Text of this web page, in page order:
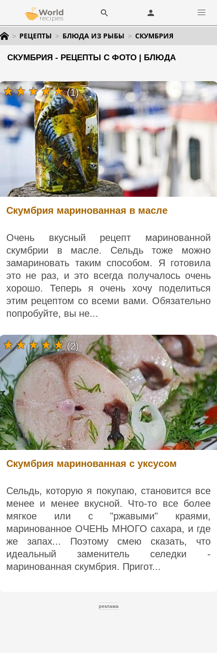
РЕЦЕПТЫ БЛЮДА ИЗ РЫБЫ СКУМБРИЯ
СКУМБРИЯ - РЕЦЕПТЫ С ФОТО | БЛЮДА
Скумбрия маринованная в масле
Очень вкусный рецепт маринованной
скумбрии в масле. Сельдь тоже можно
замариновать таким способом. Я готовила
это не раз, и это всегда получалось очень
хорошо. Теперь я очень хочу поделиться
этим рецептом со всеми вами. Обязательно
попробуйте, вы не...
(1)
Скумбрия маринованная с уксусом
Сельдь, которую я покупаю, становится все
менее и менее вкусной. Что-то все более
мягкое или с "ржавыми" краями,
маринованное ОЧЕНЬ МНОГО сахара, и где
же запах... Поэтому смею сказать, что
идеальный заменитель селедки -
маринованная скумбрия. Пригот...
(2)
реклама